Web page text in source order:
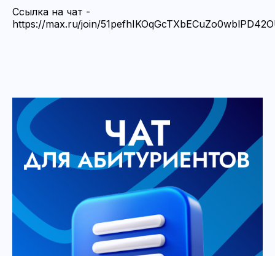
Ссылка на чат -
https://max.ru/join/